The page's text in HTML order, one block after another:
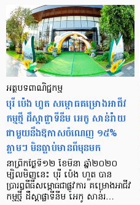
អត្ថបទ​ពាណិជ្ជកម្ម
បុរី ប៉េង ហួត សម្ពោធ​គម្រោង​អាជីវ
កម្ម​ថ្មី ដឹស្តាផ្លាទីនីម អេកូ សាន់រ៉ាយ
ជាមួយនឹង​ឱកាស​ចំណេញ ១៥%
ភ្លាមៗ មិន​ធ្លាប់​មាន​ពី​មុន​មក
នាព្រឹកថ្ងៃទី១២ ខែមីនា ឆ្នាំ២០២០
ម្សិលមិញនេះ បុរី ប៉េង ហួត បាន
ប្រារព្ធពីធីសម្ពោធជាផ្លូវការ គម្រោងអាជីវ
កម្មថ្មី ដឹស្តាផ្លាទីនីម អេកូ សាន់រ…